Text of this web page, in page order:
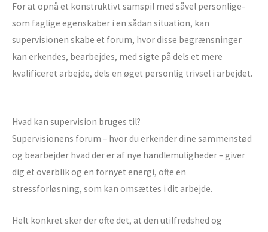
For at opnå et konstruktivt samspil med såvel personlige-
som faglige egenskaber i en sådan situation, kan
supervisionen skabe et forum, hvor disse begrænsninger
kan erkendes, bearbejdes, med sigte på dels et mere
kvalificeret arbejde, dels en øget personlig trivsel i arbejdet.
Hvad kan supervision bruges til?
Supervisionens forum – hvor du erkender dine sammenstød
og bearbejder hvad der er af nye handlemuligheder – giver
dig et overblik og en fornyet energi, ofte en
stressforløsning, som kan omsættes i dit arbejde.
Helt konkret sker der ofte det, at den utilfredshed og